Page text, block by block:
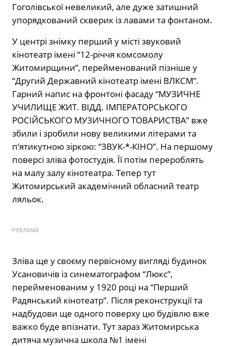
Гоголівської невеликий, але дуже затишний
упорядкований скверик із лавами та фонтаном.
У центрі знімку перший у місті звуковий
кінотеатр імені “12-річчя комсомолу
Житомирщини”, перейменований пізніше у
“Другий Державний кінотеатр імені ВЛКСМ”.
Гарний напис на фронтоні фасаду “МУЗИЧНЕ
УЧИЛИЩЕ ЖИТ. ВІДД. ІМПЕРАТОРСЬКОГО
РОСІЙСЬКОГО МУЗИЧНОГО ТОВАРИСТВА” вже
збили і зробили нову великими літерами та
п’ятикутною зіркою: “ЗВУК-*-КІНО”. На першому
поверсі зліва фотостудія. Її потім перероблять
на малу залу кінотеатра. Тепер тут
Житомирський академічний обласний театр
ляльок.
РЕКЛАМА
Зліва ще у своєму первісному вигляді будинок
Усановичів із синематографом “Люкс”,
перейменованим у 1920 році на “Перший
Радянський кінотеатр”. Після реконструкції та
надбудови ще одного поверху цю будівлю вже
важко буде впізнати. Тут зараз Житомирська
дитяча музична школа №1 імені